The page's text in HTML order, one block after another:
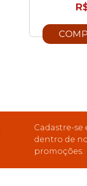
Cadastre-se
dentro de
promoções.